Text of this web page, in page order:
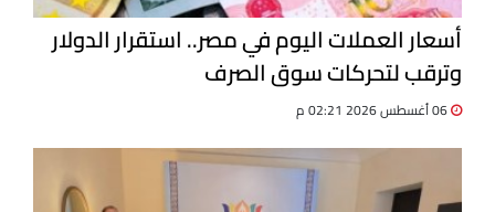
أسعار العملات اليوم في مصر.. استقرار الدولار
وترقب لتحركات سوق الصرف